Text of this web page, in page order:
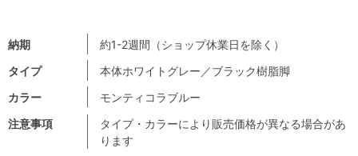
注意事項
タイプ・カラーにより販売価格が異なる場合があ
ります
納期
約1-2週間（ショップ休業日を除く）
タイプ
本体ホワイトグレー／ブラック樹脂脚
カラー
モンティコラブルー